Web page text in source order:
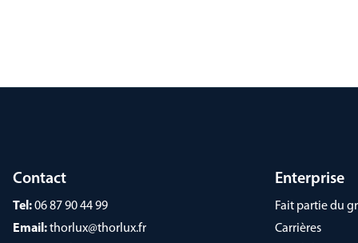
Contact
Tel:06 87 90 44 99
Email:thorlux@thorlux.fr
Enterprise
Fait partie du
Carrières